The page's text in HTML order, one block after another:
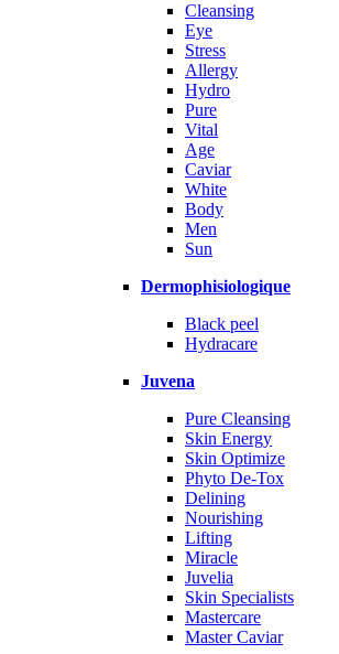
Cleansing
Eye
Stress
Allergy
Hydro
Pure
Vital
Age
Caviar
White
Body
Men
Sun
Dermophisiologique
Black peel
Hydracare
Juvena
Pure Cleansing
Skin Energy
Skin Optimize
Phyto De-Tox
Delining
Nourishing
Lifting
Miracle
Juvelia
Skin Specialists
Mastercare
Master Caviar